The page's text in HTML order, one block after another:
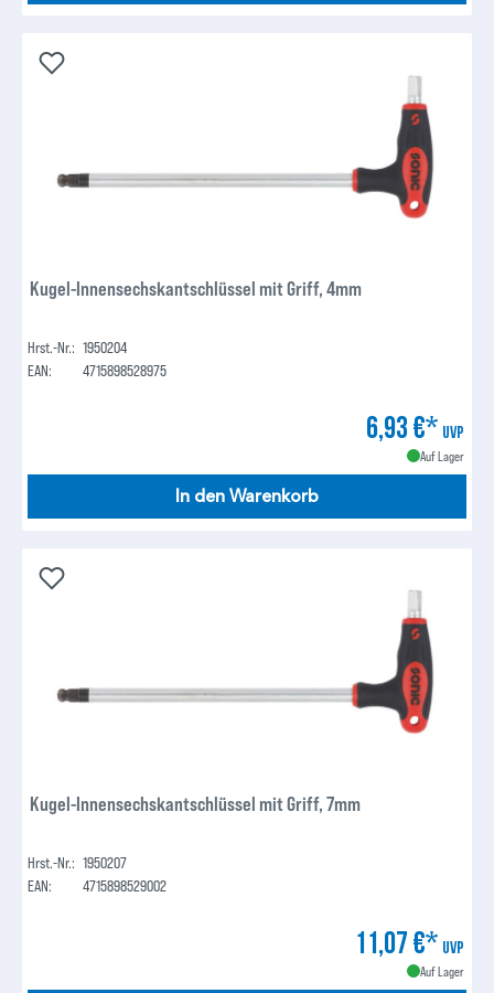
Kugel-Innensechskantschlüssel mit Griff, 4mm
Hrst.-Nr.: 1950204
EAN:
4715898528975
6,93 €* UVP
Auf Lager
In den Warenkorb
Kugel-Innensechskantschlüssel mit Griff, 7mm
Hrst.-Nr.: 1950207
EAN:
4715898529002
11,07 €* UVP
Auf Lager